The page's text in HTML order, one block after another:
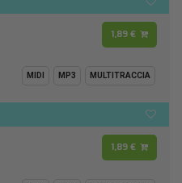
1,89 €
MIDI MP3 MULTITRACCIA
1,89 €